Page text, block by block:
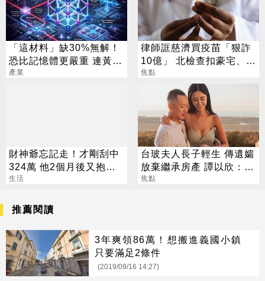
「這材料」缺30%無解！
恐比記憶體更嚴重 連黃仁
勳都掏錢秒訂
產業
律師誆慈濟買疫苗「狠詐
10億」 北檢查扣豪宅、搜
出158公斤黃金
焦點
財神爺忘記走！才剛刮中
324萬 他2個月後又抱回
3243萬
生活
台玻夫人長子輕生 傳遺孀
放棄繼承房產 譚以欣：不
實內容二次傷害
焦點
推薦閱讀
3年爽領86萬！想搬進義國小鎮
只要滿足2條件
(2019/09/16 14:27)